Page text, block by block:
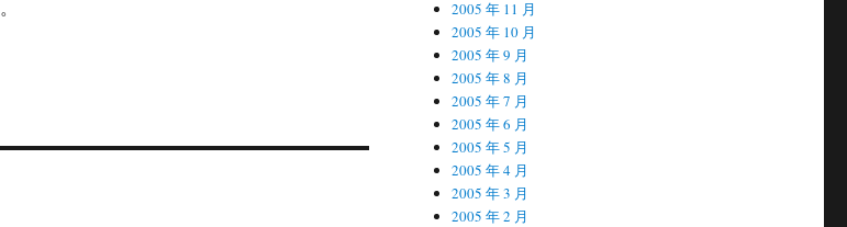
。
2005 年 11 月
2005 年 10 月
2005 年 9 月
2005 年 8 月
2005 年 7 月
2005 年 6 月
2005 年 5 月
2005 年 4 月
2005 年 3 月
2005 年 2 月